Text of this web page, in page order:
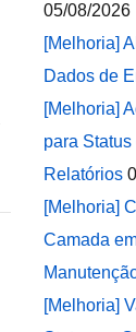
05/08/2026
[Melhoria]
Dados de
[Melhoria]
para
Relatórios
[Melhoria]
Camada
[Melhoria]